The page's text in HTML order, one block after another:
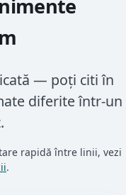
— poți citi în
diferite într-un
rapidă între linii, vezi
.